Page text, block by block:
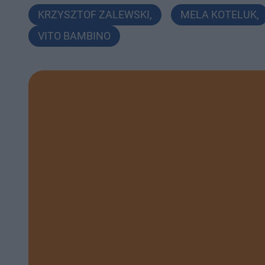
KRZYSZTOF ZALEWSKI, MELA KOTELUK,
VITO BAMBINO